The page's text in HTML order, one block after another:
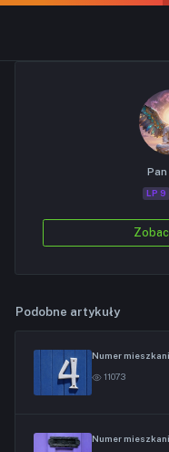
LP 9
Podobne artykuły
Numer
11073
Numer